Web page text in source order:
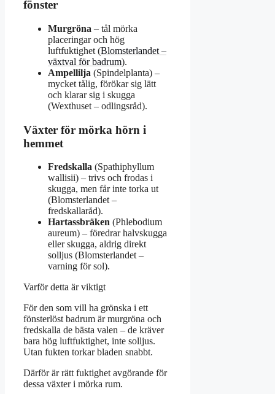
fönster
Murgröna – tål mörka
placeringar och hög
luftfuktighet (Blomsterlandet –
växtval för badrum).
Ampellilja (Spindelplanta) –
mycket tålig, förökar sig lätt
och klarar sig i skugga
(Wexthuset – odlingsråd).
Växter för mörka hörn i
hemmet
Fredskalla (Spathiphyllum
wallisii) – trivs och frodas i
skugga, men får inte torka ut
(Blomsterlandet –
fredskallaråd).
Hartassbräken (Phlebodium
aureum) – föredrar halvskugga
eller skugga, aldrig direkt
solljus (Blomsterlandet –
varning för sol).
Varför detta är viktigt
För den som vill ha grönska i ett
fönsterlöst badrum är murgröna och
fredskalla de bästa valen – de kräver
bara hög luftfuktighet, inte solljus.
Utan fukten torkar bladen snabbt.
Därför är rätt fuktighet avgörande för
dessa växter i mörka rum.